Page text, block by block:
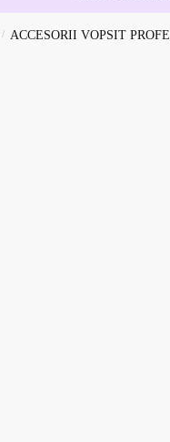
/ ACCESORII VOPSIT